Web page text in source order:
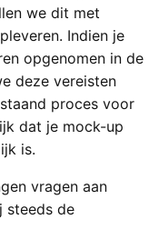
we dit met
Indien je
opgenomen in de
deze vereisten
proces voor
dat je mock-up
is.
vragen aan
steeds de